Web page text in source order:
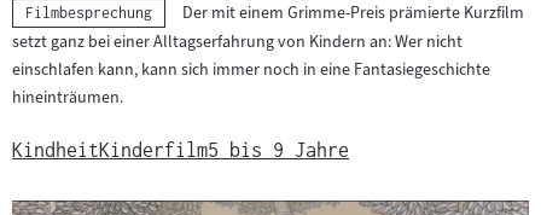
:
Kategorie:
Filmbesprechung
Der mit einem Grimme-Preis prämierte Kurzfilm
setzt ganz bei einer Alltagserfahrung von Kindern an: Wer nicht
einschlafen kann, kann sich immer noch in eine Fantasiegeschichte
hineinträumen.
KindheitKinderfilm5 bis 9 Jahre